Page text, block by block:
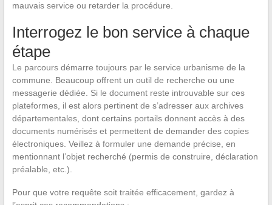
mauvais service ou retarder la procédure.
Interrogez le bon service à chaque
étape
Le parcours démarre toujours par le service urbanisme de la
commune. Beaucoup offrent un outil de recherche ou une
messagerie dédiée. Si le document reste introuvable sur ces
plateformes, il est alors pertinent de s’adresser aux archives
départementales, dont certains portails donnent accès à des
documents numérisés et permettent de demander des copies
électroniques. Veillez à formuler une demande précise, en
mentionnant l’objet recherché (permis de construire, déclaration
préalable, etc.).
Pour que votre requête soit traitée efficacement, gardez à